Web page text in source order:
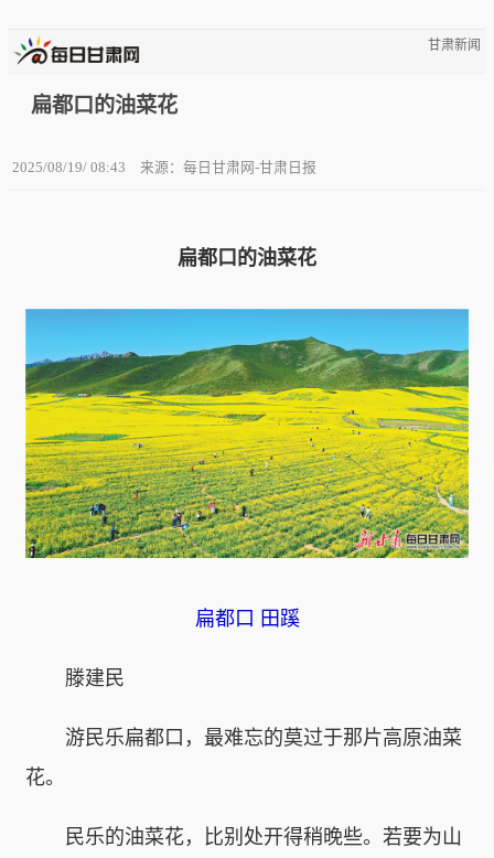
甘肃新闻
扁都口的油菜花
2025/08/19/ 08:43 来源：每日甘肃网-甘肃日报
扁都口的油菜花
扁都口 田蹊
滕建民
游民乐扁都口，最难忘的莫过于那片高原油菜
花。
民乐的油菜花，比别处开得稍晚些。若要为山